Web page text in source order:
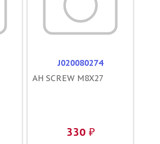
J020080274
AH SCREW M8X27
330 ₽